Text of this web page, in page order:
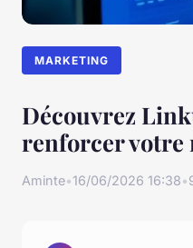
MARKETING
Découvrez
renforcer votre
Aminte•16/06/2026 16:38•